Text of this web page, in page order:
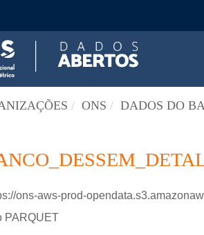
ONS DADOS DO
ons-aws-prod-
PARQUET